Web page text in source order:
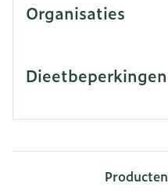
Organisaties
Dieetbeperkingen
Producten